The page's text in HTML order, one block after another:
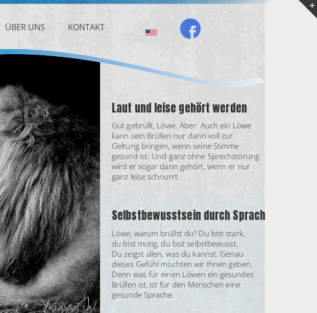
ÜBER UNS KONTAKT
Laut und leise gehört werden
Gut gebrüllt, Löwe. Aber: Auch ein Löwe
kann sein Brüllen nur dann voll zur
Geltung bringen, wenn seine Stimme
gesund ist. Und ganz ohne Sprechstörung
wird er sogar dann gehört, wenn er nur
ganz leise schnurrt.
Selbstbewusstsein durch Sprache
Löwe, warum brüllst du? Du bist stark,
du bist mutig, du bist selbstbewusst.
Du zeigst allen, was du kannst. Genau
dieses Gefühl möchten wir Ihnen geben.
Denn was für einen Löwen ein gesundes
Brüllen ist, ist für den Menschen eine
gesunde Sprache.